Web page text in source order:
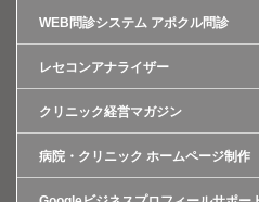
WEB問診システム アポクル問診
レセコンアナライザー
クリニック経営マガジン
病院・クリニック ホームページ制作